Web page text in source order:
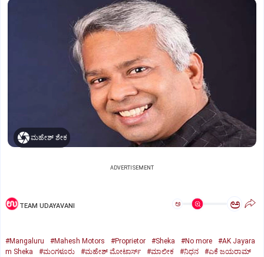
ಮಹೇಶ್‌ ಶೇಕ
ADVERTISEMENT
TEAM UDAYAVANI ಅ ಅ
#Mangaluru #Mahesh Motors #Proprietor #Sheka #No more
#AK Jayara
m Sheka
#ಮಂಗಳೂರು #ಮಹೇಶ್‌ ಮೋಟಾರ್ಸ್‌ #ಮಾಲೀಕ #ನಿಧನ #ಎಕೆ ಜಯರಾಮ್